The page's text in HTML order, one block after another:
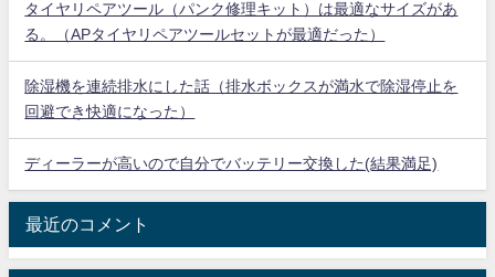
タイヤリペアツール（パンク修理キット）は最適なサイズがあ
る。（APタイヤリペアツールセットが最適だった）
除湿機を連続排水にした話（排水ボックスが満水で除湿停止を
回避でき快適になった）
ディーラーが高いので自分でバッテリー交換した(結果満足)
最近のコメント